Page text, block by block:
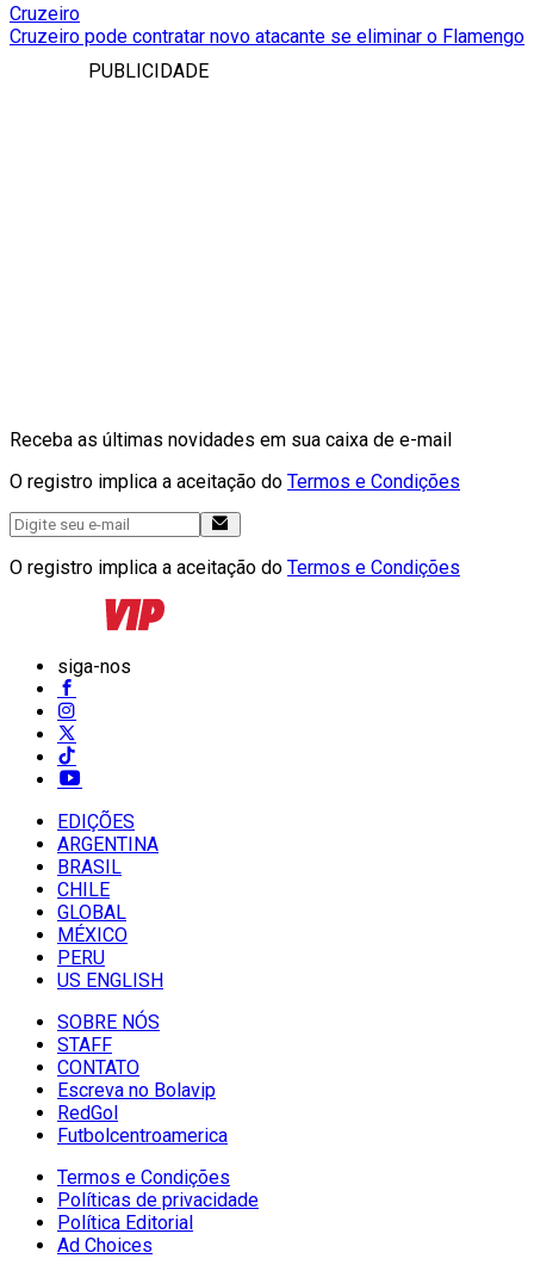
Cruzeiro
Cruzeiro pode contratar novo atacante se eliminar o Flamengo
PUBLICIDADE
Receba as últimas novidades em sua caixa de e-mail
O registro implica a aceitação do Termos e Condições
O registro implica a aceitação do Termos e Condições
siga-nos
EDIÇÕES
ARGENTINA
BRASIL
CHILE
GLOBAL
MÉXICO
PERU
US ENGLISH
SOBRE NÓS
STAFF
CONTATO
Escreva no Bolavip
RedGol
Futbolcentroamerica
Termos e Condições
Políticas de privacidade
Política Editorial
Ad Choices